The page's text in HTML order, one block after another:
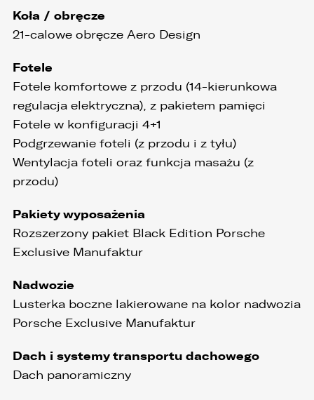
Koła / obręcze
21-calowe obręcze Aero Design
Fotele
Fotele komfortowe z przodu (14-kierunkowa
regulacja elektryczna), z pakietem pamięci
Fotele w konfiguracji 4+1
Podgrzewanie foteli (z przodu i z tyłu)
Wentylacja foteli oraz funkcja masażu (z
przodu)
Pakiety wyposażenia
Rozszerzony pakiet Black Edition Porsche
Exclusive Manufaktur
Nadwozie
Lusterka boczne lakierowane na kolor nadwozia
Porsche Exclusive Manufaktur
Dach i systemy transportu dachowego
Dach panoramiczny
1. wyłącznie podmioty uprawnione do uzyskania
danych osobowych na podstawie przepisów
prawa,
przetwarzania danych w ramach wykonywania
swoich obowiązków służbowych,
wykonanie czynności, z którymi wiąże się
konieczność przetwarzania danych (podmioty
1. Państwa dane będą przechowywane przez
cofnięcia wcześniej udzielonej przez Państwa
zgody.
2. Posiadają Państwo prawo do żądania od
ich sprostowania, usunięcia lub ograniczenia
żądania zaprzestania przetwarzania i
przenoszenia danych, jak również prawo do
którego dokonano na podstawie zgody przed
jej cofnięciem